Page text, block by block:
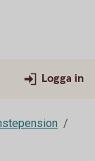
Logga in